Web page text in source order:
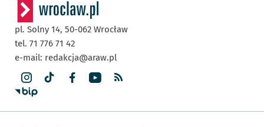
pl. Solny 14, 50-062 Wrocław
tel. 71 776 71 42
e-mail: redakcja@araw.pl